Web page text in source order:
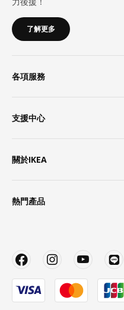
了解更多
各項服務
支援中心
關於IKEA
熱門產品